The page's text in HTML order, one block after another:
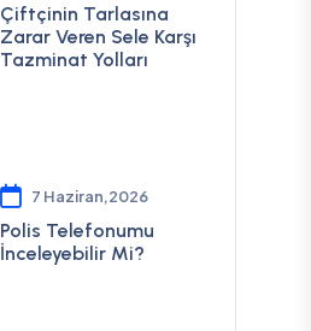
Çiftçinin Tarlasına
Zarar Veren Sele Karşı
Tazminat Yolları
7 Haziran,2026
Polis Telefonumu
İnceleyebilir Mi?